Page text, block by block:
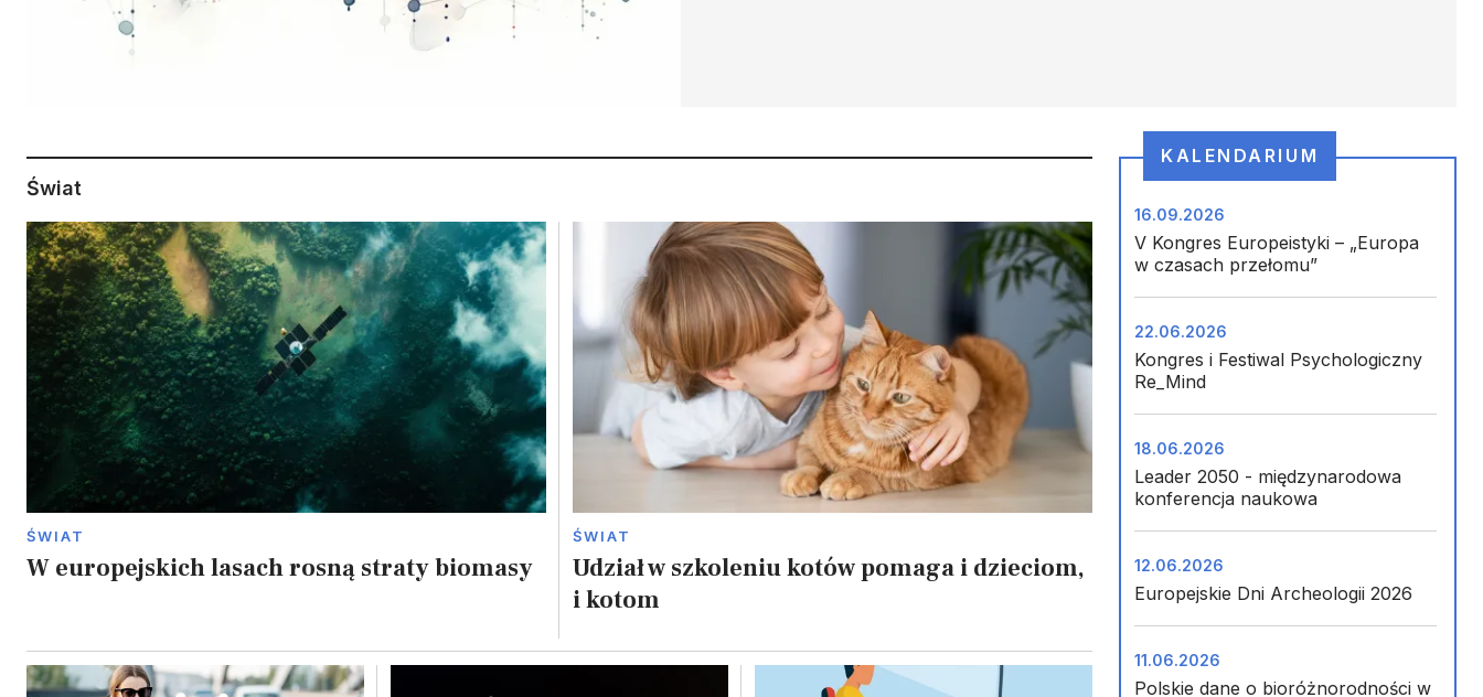
Świat
ŚWIAT
W europejskich lasach rosną straty biomasy
ŚWIAT
Udział w szkoleniu kotów pomaga i dzieciom,
i kotom
KALENDARIUM
16.09.2026
V Kongres Europeistyki – „Europa
w czasach przełomu”
22.06.2026
Kongres i Festiwal Psychologiczny
Re_Mind
18.06.2026
Leader 2050 - międzynarodowa
konferencja naukowa
12.06.2026
Europejskie Dni Archeologii 2026
11.06.2026
Polskie dane o bioróżnorodności w